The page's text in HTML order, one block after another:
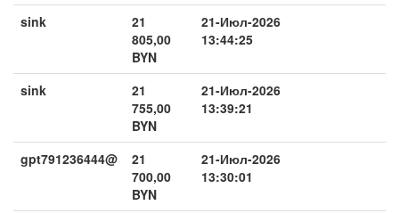
sink
21
805,00
BYN
21-Июл-2026
13:44:25
sink
21
755,00
BYN
21-Июл-2026
13:39:21
gpt791236444@
21
700,00
BYN
21-Июл-2026
13:30:01